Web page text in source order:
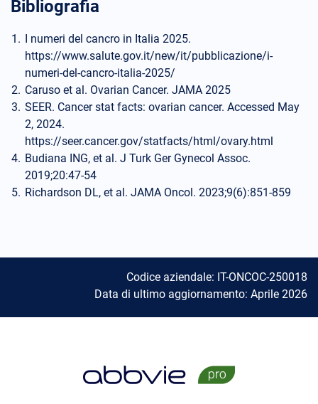
Bibliografia
I numeri del cancro in Italia 2025.
https://www.salute.gov.it/new/it/pubblicazione/i-
numeri-del-cancro-italia-2025/
Caruso et al. Ovarian Cancer. JAMA 2025
SEER. Cancer stat facts: ovarian cancer. Accessed May
2, 2024.
https://seer.cancer.gov/statfacts/html/ovary.html
Budiana ING, et al. J Turk Ger Gynecol Assoc.
2019;20:47-54
Richardson DL, et al. JAMA Oncol. 2023;9(6):851-859
Codice aziendale: IT-ONCOC-250018
Data di ultimo aggiornamento: Aprile 2026